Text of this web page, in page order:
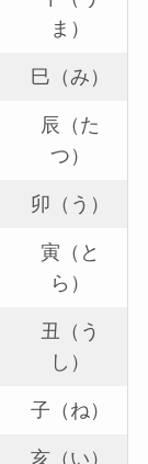
ま）
巳（み）
辰（た
つ）
卯（う）
寅（と
ら）
丑（う
し）
子（ね）
亥（い）